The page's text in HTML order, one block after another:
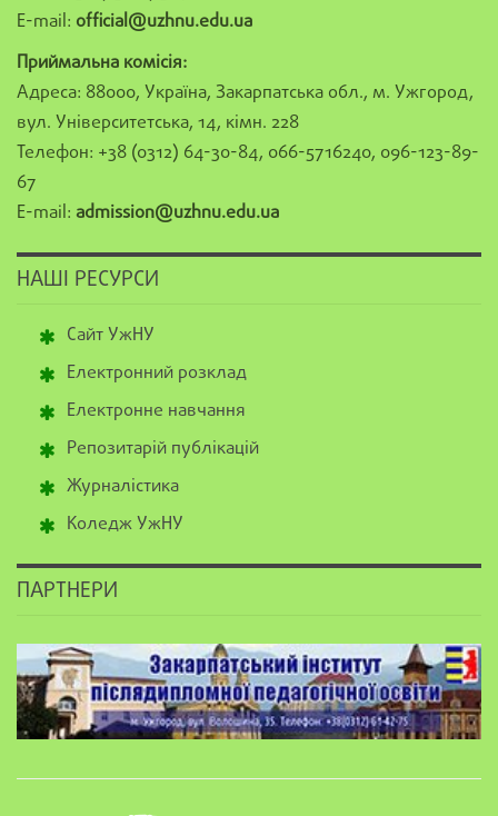
E-mail: official@uzhnu.edu.ua
Приймальна комісія:
Адреса: 88000, Україна, Закарпатська обл., м. Ужгород,
вул. Університетська, 14, кімн. 228
Телефон: +38 (0312) 64-30-84, 066-5716240, 096-123-89-
67
E-mail: admission@uzhnu.edu.ua
НАШІ РЕСУРСИ
Сайт УжНУ
Електронний розклад
Електронне навчання
Репозитарій публікацій
Журналістика
Коледж УжНУ
ПАРТНЕРИ